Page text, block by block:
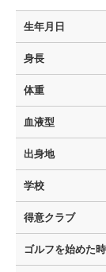
生年月日
身長
体重
血液型
出身地
学校
得意クラブ
ゴルフを始めた